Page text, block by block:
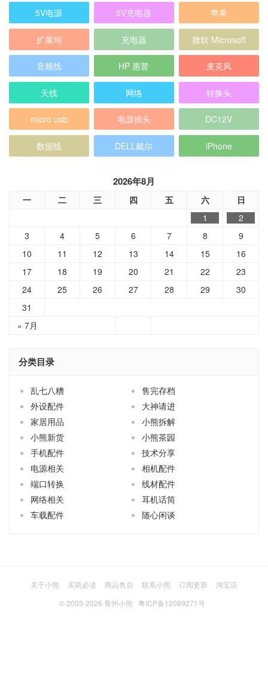
5V电源 5V充电器 苹果
扩展坞 充电器 微软 Microsoft
音频线 HP 惠普 麦克风
天线 网络 转换头
micro usb 电源插头 DC12V
数据线 DELL戴尔 iPhone
2026年8月
一 二 三 四 五 六 日
« 7月
1
2
3
4 5 6 7 8
9
10
11 12 13 14 15
16
17
18 19 20 21 22
23
24
25 26 27 28 29
30
31
分类目录
乱七八糟
售完存档
外设配件
大神请进
家居用品
小熊拆解
小熊新货
小熊茶园
手机配件
技术分享
电源相关
相机配件
端口转换
线材配件
网络相关
耳机话筒
车载配件
随心闲谈
关于小熊 买前必读 商品售后 联系小熊 订阅更新
淘宝店
© 2003-2026 青州小熊 粤ICP备12089271号